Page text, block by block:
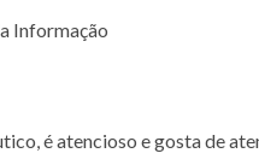
Informação
é atencioso e gosta de